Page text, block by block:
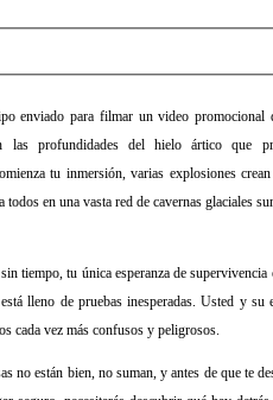
enviado para filmar un video promocional
las profundidades del hielo ártico que
tu inmersión, varias explosiones
en una vasta red de cavernas glaciales
tiempo, tu única esperanza de
lleno de pruebas inesperadas. Usted y su
cada vez más confusos y peligrosos.
no están bien, no suman, y antes de que te